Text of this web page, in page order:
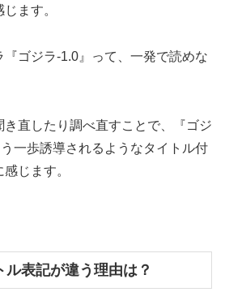
ます。
ゴジラ-1.0』って、一発で読めな
直したり調べ直すことで、『ゴジ
一歩誘導されるようなタイトル付
じます。
ル表記が違う理由は？